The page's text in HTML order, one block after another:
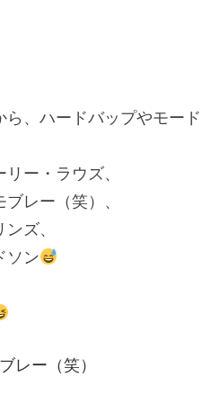
、ハードバップやモー
ー・ラウズ、
レー（笑）、
ズ、
ソン
レー（笑）